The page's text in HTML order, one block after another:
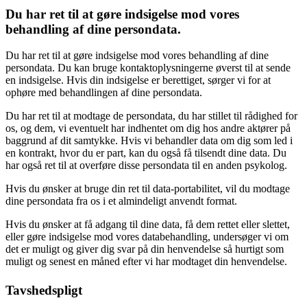
Du har ret til at gøre indsigelse mod vores
behandling af dine persondata.
Du har ret til at gøre indsigelse mod vores behandling af dine
persondata. Du kan bruge kontaktoplysningerne øverst til at sende
en indsigelse. Hvis din indsigelse er berettiget, sørger vi for at
ophøre med behandlingen af dine persondata.
Du har ret til at modtage de persondata, du har stillet til rådighed for
os, og dem, vi eventuelt har indhentet om dig hos andre aktører på
baggrund af dit samtykke. Hvis vi behandler data om dig som led i
en kontrakt, hvor du er part, kan du også få tilsendt dine data. Du
har også ret til at overføre disse persondata til en anden psykolog.
Hvis du ønsker at bruge din ret til data-portabilitet, vil du modtage
dine persondata fra os i et almindeligt anvendt format.
Hvis du ønsker at få adgang til dine data, få dem rettet eller slettet,
eller gøre indsigelse mod vores databehandling, undersøger vi om
det er muligt og giver dig svar på din henvendelse så hurtigt som
muligt og senest en måned efter vi har modtaget din henvendelse.
Tavshedspligt